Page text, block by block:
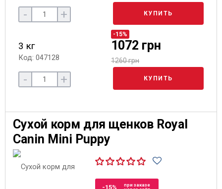
- + КУПИТЬ
3 кг
Код: 047128
-15%
1072 грн
1260 грн
- + КУПИТЬ
Сухой корм для щенков Royal
Canin Mini Puppy
-15%
при заказе